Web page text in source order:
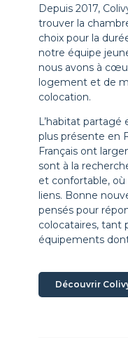
Depuis 2017,
trouver la
choix pour la
notre équipe
nous avons à
logement et de
colocation.
L’habitat
plus présente en
Français ont
sont à la
et confortable, où
liens. Bonne
pensés pour
colocataires, tant
équipements
Découvrir